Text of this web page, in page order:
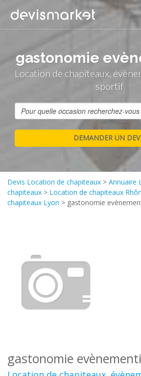
gastonomie
Location de chapiteaux,
sportif
Devis Location de chapiteaux > Annuaire
chapiteaux > Location de chapiteaux
chapiteaux Lyon > gastonomie
gastonomie